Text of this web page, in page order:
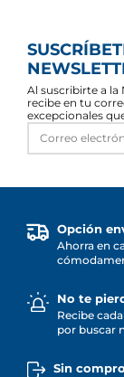
Al suscribirte a la
recibe en tu
excepcionales
Opción
Ahorra en
No te
Recibe
por buscar
Sin